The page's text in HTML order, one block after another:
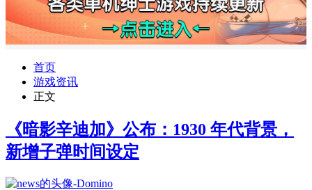
首页
游戏资讯
正文
《暗影辛迪加》公布：1930 年代背景，
新增子弹时间设定